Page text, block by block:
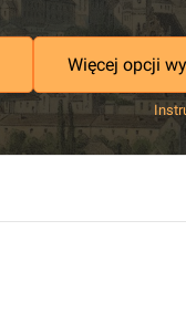
Więcej opcji